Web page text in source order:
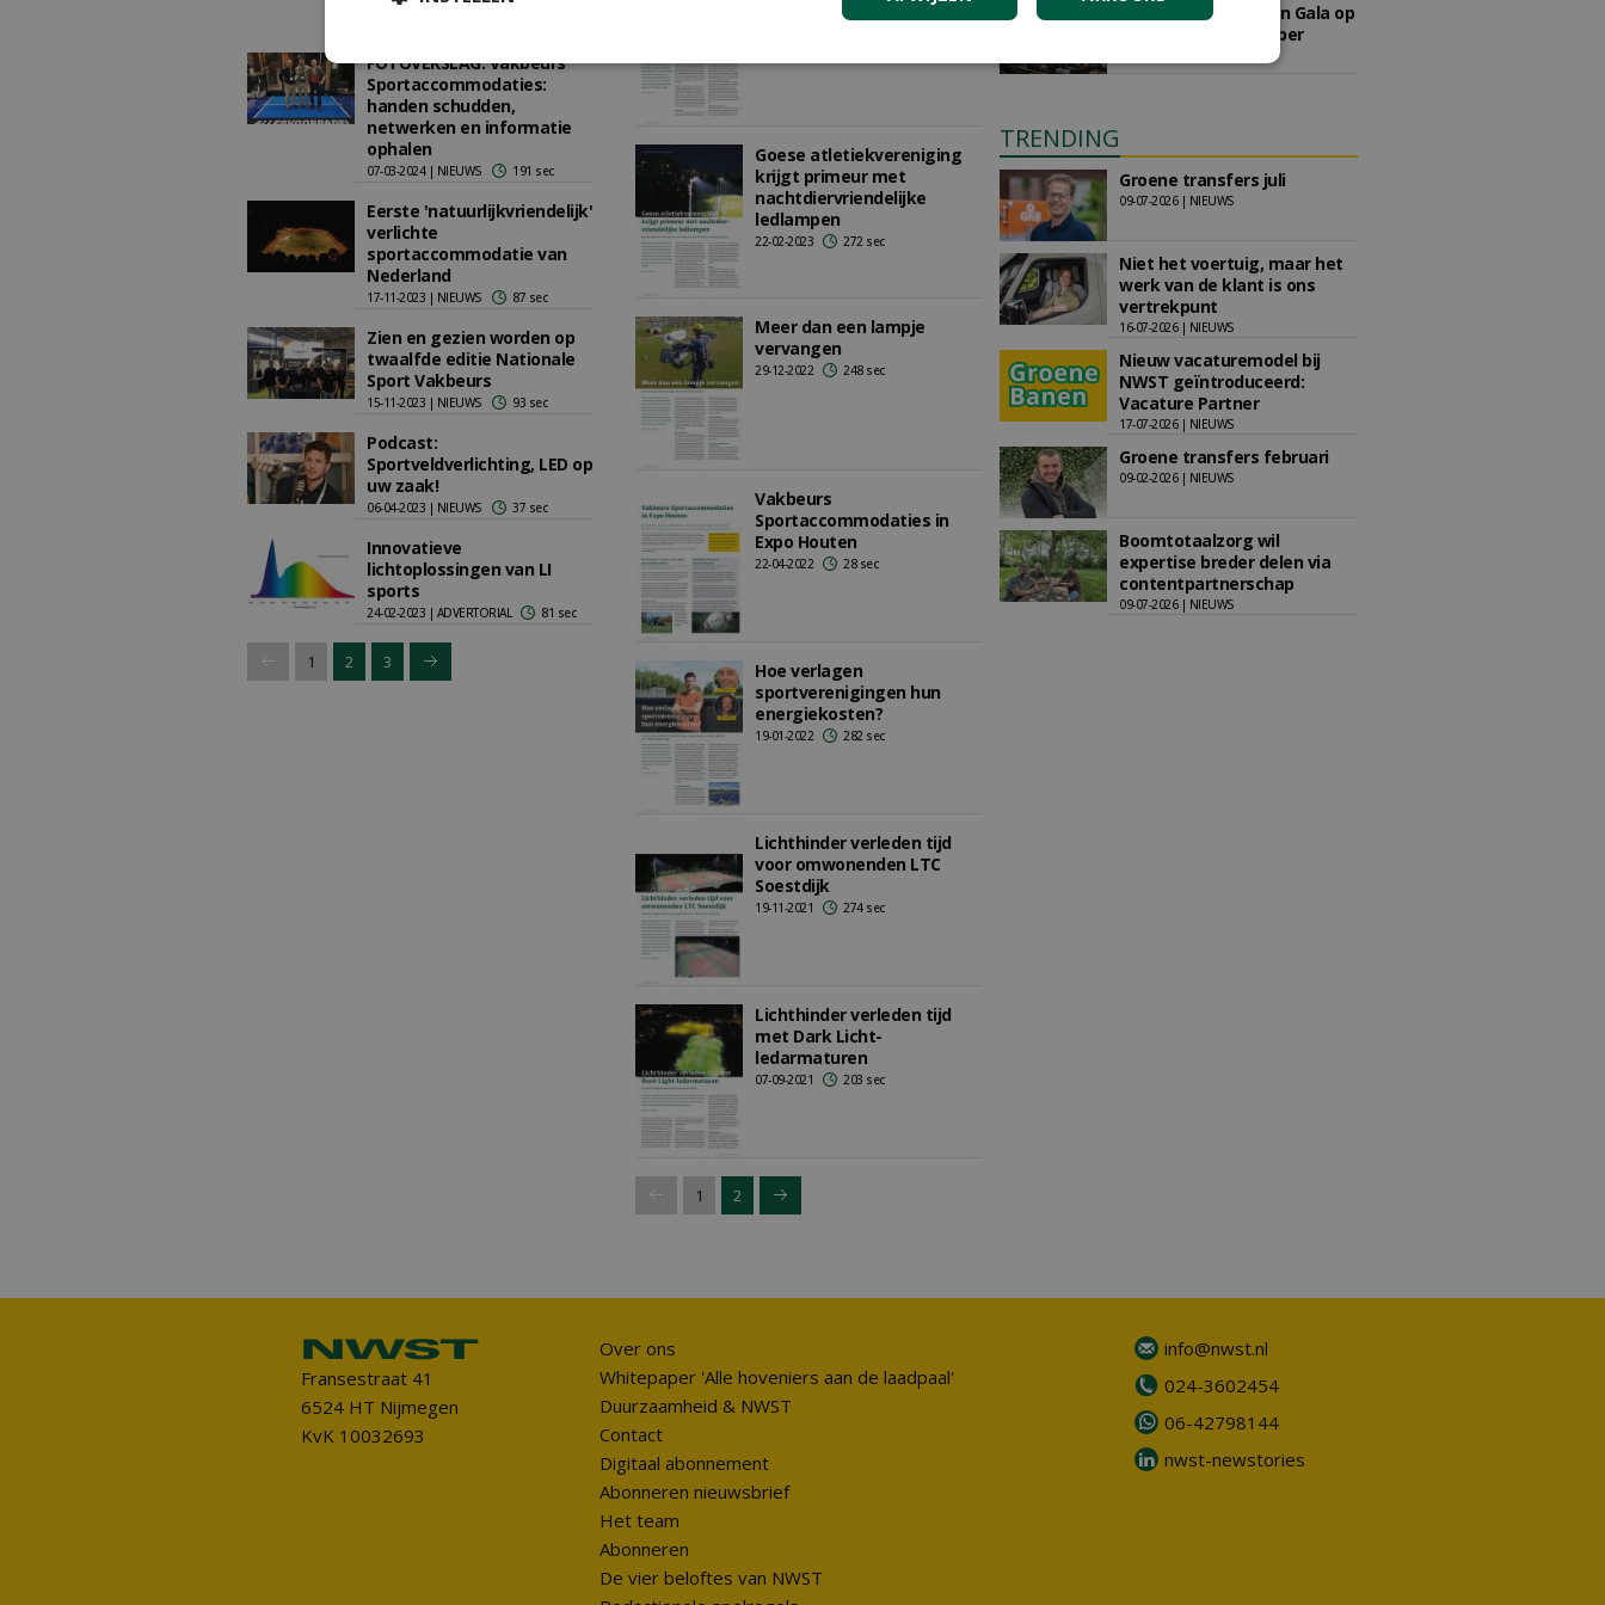
FOTOVERSLAG: Vakbeurs
Sportaccommodaties:
handen schudden,
netwerken en informatie
ophalen
07-03-2024 | NIEUWS 191 sec
Eerste 'natuurlijkvriendelijk'
verlichte
sportaccommodatie van
Nederland
17-11-2023 | NIEUWS 87 sec
Zien en gezien worden op
twaalfde editie Nationale
Sport Vakbeurs
15-11-2023 | NIEUWS 93 sec
Podcast:
Sportveldverlichting, LED op
uw zaak!
06-04-2023 | NIEUWS 37 sec
Innovatieve
lichtoplossingen van LI
sports
24-02-2023 | ADVERTORIAL 81 sec
1 2 3
Goese atletiekvereniging
krijgt primeur met
nachtdiervriendelijke
ledlampen
22-02-2023 272 sec
Meer dan een lampje
vervangen
29-12-2022 248 sec
Vakbeurs
Sportaccommodaties in
Expo Houten
22-04-2022 28 sec
Hoe verlagen
sportverenigingen hun
energiekosten?
19-01-2022 282 sec
Lichthinder verleden tijd
voor omwonenden LTC
Soestdijk
19-11-2021 274 sec
Lichthinder verleden tijd
met Dark Licht-
ledarmaturen
07-09-2021 203 sec
1 2
Save the Date: Green Gala op
woensdag 2 december
TRENDING
Groene transfers juli
09-07-2026 | NIEUWS
Niet het voertuig, maar het
werk van de klant is ons
vertrekpunt
16-07-2026 | NIEUWS
Nieuw vacaturemodel bij
NWST geïntroduceerd:
Vacature Partner
17-07-2026 | NIEUWS
Groene transfers februari
09-02-2026 | NIEUWS
Boomtotaalzorg wil
expertise breder delen via
contentpartnerschap
09-07-2026 | NIEUWS
Fransestraat 41
6524 HT Nijmegen
KvK 10032693
Over ons
Whitepaper 'Alle hoveniers aan de laadpaal'
Duurzaamheid & NWST
Contact
Digitaal abonnement
Abonneren nieuwsbrief
Het team
Abonneren
De vier beloftes van NWST
info@nwst.nl
024-3602454
06-42798144
nwst-newstories